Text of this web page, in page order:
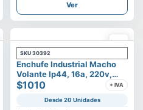
Ver
SKU 30392
Enchufe Industrial Macho
Volante Ip44, 16a, 220v,
2p+t
$1010 + IVA
Desde 20 Unidades